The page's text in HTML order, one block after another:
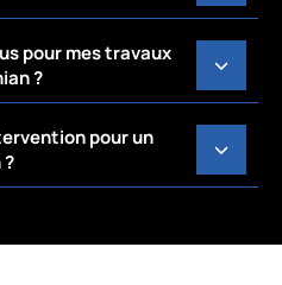
pour mes travaux
?
pour un